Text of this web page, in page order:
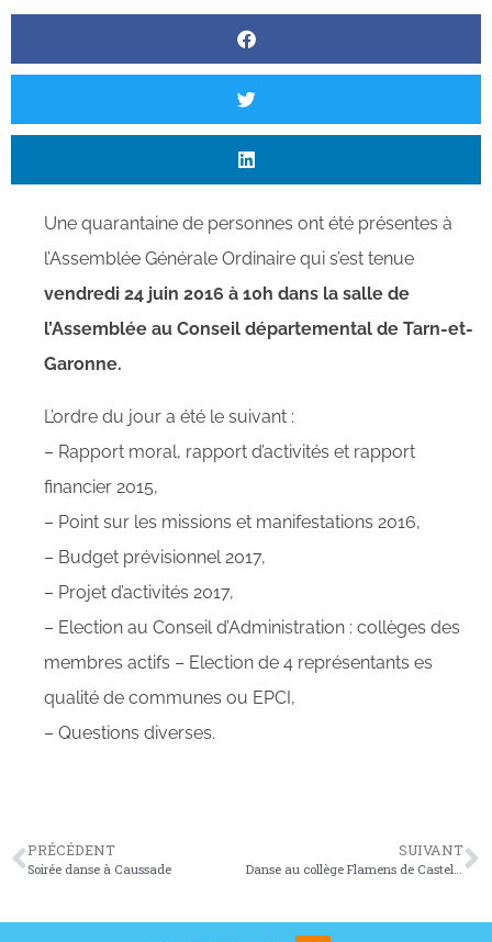
Une quarantaine de personnes ont été présentes à
l’Assemblée Générale Ordinaire qui s’est tenue
vendredi 24 juin 2016 à 10h dans la salle de
l’Assemblée au Conseil départemental de Tarn-et-
Garonne.
L’ordre du jour a été le suivant :
– Rapport moral, rapport d’activités et rapport
financier 2015,
– Point sur les missions et manifestations 2016,
– Budget prévisionnel 2017,
– Projet d’activités 2017,
– Election au Conseil d’Administration : collèges des
membres actifs – Election de 4 représentants es
qualité de communes ou EPCI,
– Questions diverses.
PRÉCÉDENT
Soirée danse à Caussade
SUIVANT
Danse au collège Flamens de Castelsarrasin